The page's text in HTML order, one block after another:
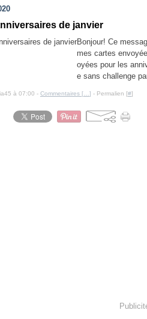
de janvier
Bonjour! Ce
mes cartes
oyées pour les
e sans challenge
à 07:00 - Commentaires [ ] - Permalien [#]